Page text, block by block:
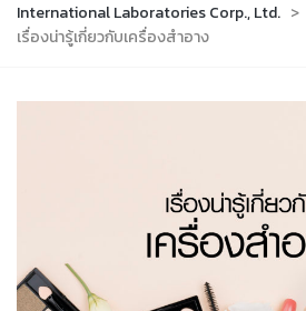
International Laboratories Corp., Ltd. >
เรื่องน่ารู้เกี่ยวกับเครื่องสำอาง